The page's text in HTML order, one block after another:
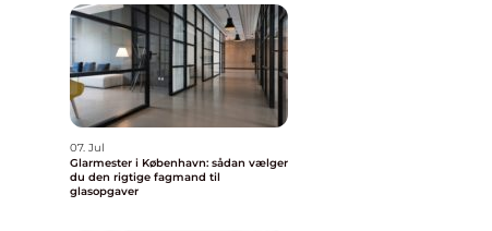
07. Jul
Glarmester i København: sådan vælger
du den rigtige fagmand til
glasopgaver